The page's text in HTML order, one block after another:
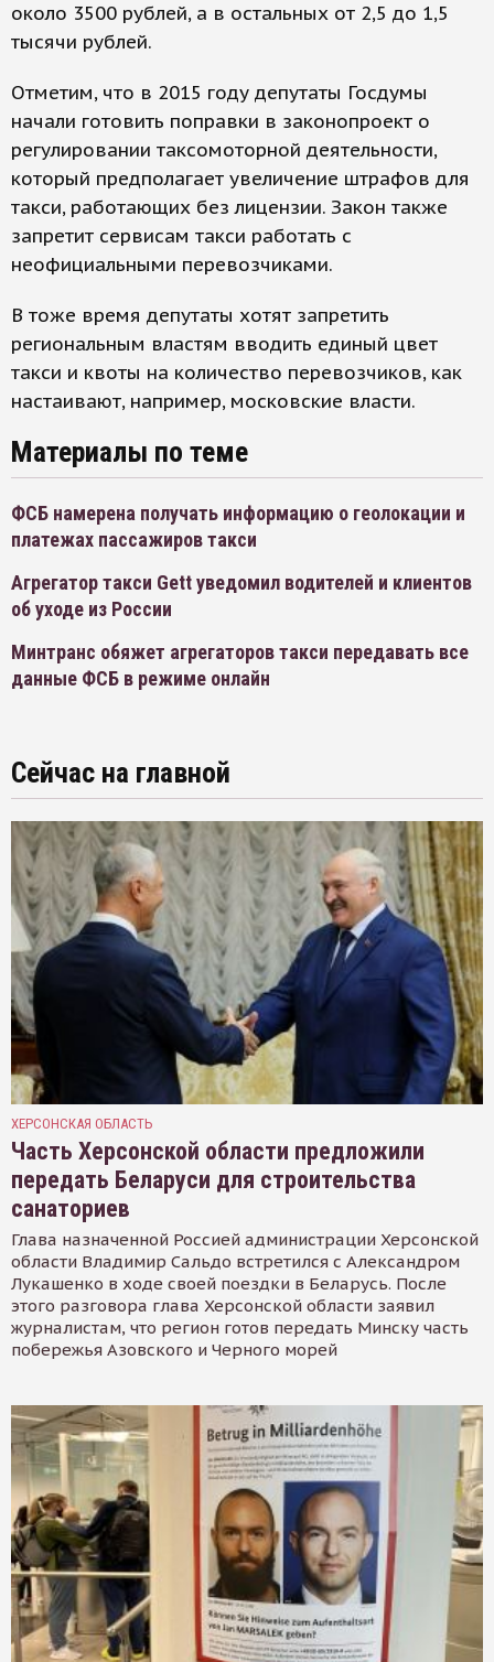
около 3500 рублей, а в остальных от 2,5 до 1,5
тысячи рублей.
Отметим, что в 2015 году депутаты Госдумы
начали готовить поправки в законопроект о
регулировании таксомоторной деятельности,
который предполагает увеличение штрафов для
такси, работающих без лицензии. Закон также
запретит сервисам такси работать с
неофициальными перевозчиками.
В тоже время депутаты хотят запретить
региональным властям вводить единый цвет
такси и квоты на количество перевозчиков, как
настаивают, например, московские власти.
Материалы по теме
ФСБ намерена получать информацию о геолокации и
платежах пассажиров такси
Агрегатор такси Gett уведомил водителей и клиентов
об уходе из России
Минтранс обяжет агрегаторов такси передавать все
данные ФСБ в режиме онлайн
Сейчас на главной
ХЕРСОНСКАЯ ОБЛАСТЬ
Часть Херсонской области предложили
передать Беларуси для строительства
санаториев
Глава назначенной Россией администрации Херсонской
области Владимир Сальдо встретился с Александром
Лукашенко в ходе своей поездки в Беларусь. После
этого разговора глава Херсонской области заявил
журналистам, что регион готов передать Минску часть
побережья Азовского и Черного морей